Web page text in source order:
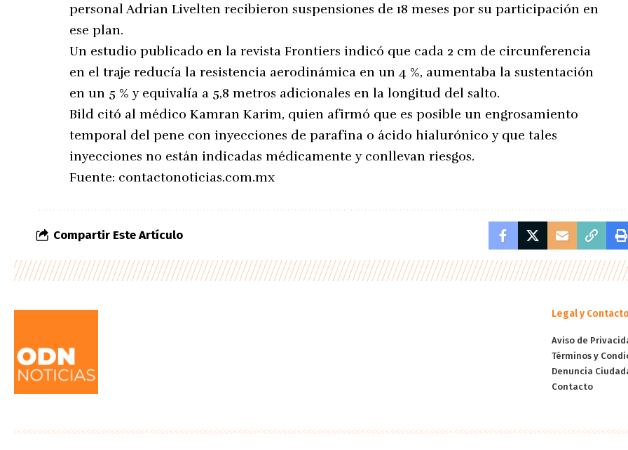
personal Adrian Livelten recibieron suspensiones de 18 meses por su participación en
ese plan.
Un estudio publicado en la revista Frontiers indicó que cada 2 cm de circunferencia
en el traje reducía la resistencia aerodinámica en un 4 %, aumentaba la sustentación
en un 5 % y equivalía a 5,8 metros adicionales en la longitud del salto.
Bild citó al médico Kamran Karim, quien afirmó que es posible un engrosamiento
temporal del pene con inyecciones de parafina o ácido hialurónico y que tales
inyecciones no están indicadas médicamente y conllevan riesgos.
Fuente: contactonoticias.com.mx
Compartir Este Artículo
Legal y Contacto
Aviso de
Términos y
Denuncia
Contacto